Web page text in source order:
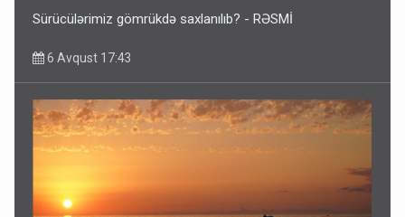
Sürücülərimiz gömrükdə saxlanılıb? - RƏSMİ
6 Avqust 17:43